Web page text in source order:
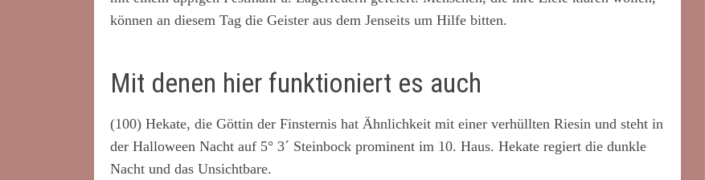
können an diesem Tag die Geister aus dem Jenseits um Hilfe bitten.
Mit denen hier funktioniert es auch
(100) Hekate, die Göttin der Finsternis hat Ähnlichkeit mit einer verhüllten Riesin und steht in
der Halloween Nacht auf 5° 3´ Steinbock prominent im 10. Haus. Hekate regiert die dunkle
Nacht und das Unsichtbare.